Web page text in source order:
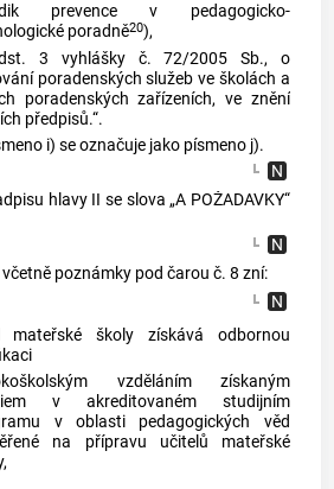
prevence v pedagogicko-
poradně20),
3 vyhlášky č. 72/2005 Sb., o
poradenských služeb ve školách a
poradenských zařízeních, ve znění
předpisů.“.
i) se označuje jako písmeno j).
hlavy II se slova „A POŽADAVKY“
poznámky pod čarou č. 8 zní:
mateřské školy získává odbornou
vzděláním získaným
v akreditovaném studijním
v oblasti pedagogických věd
na přípravu učitelů mateřské